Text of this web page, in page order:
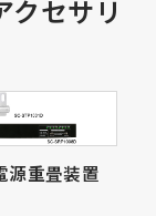
クセサリ
源重畳装置